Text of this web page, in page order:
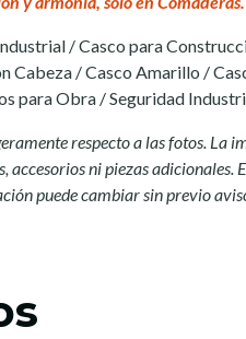
/ Casco para
Cabeza / Casco Amarillo /
para Obra / Seguridad
respecto a las fotos. La
accesorios ni piezas adicionales.
puede cambiar sin previo